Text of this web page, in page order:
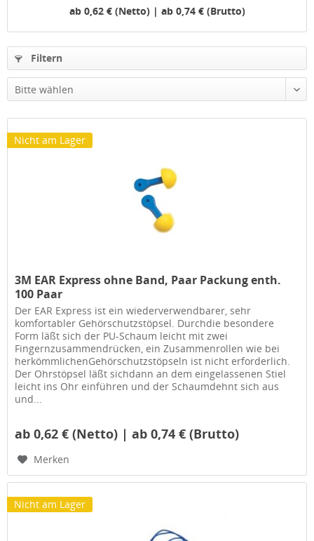
ab 0,62 € (Netto) | ab 0,74 € (Brutto)
Filtern
Nicht am Lager
3M EAR Express ohne Band, Paar Packung enth.
100 Paar
Der EAR Express ist ein wiederverwendbarer, sehr
komfortabler Gehörschutzstöpsel. Durchdie besondere
Form läßt sich der PU-Schaum leicht mit zwei
Fingernzusammendrücken, ein Zusammenrollen wie bei
herkömmlichenGehörschutzstöpseln ist nicht erforderlich.
Der Ohrstöpsel läßt sichdann an dem eingelassenen Stiel
leicht ins Ohr einführen und der Schaumdehnt sich aus
und...
ab 0,62 € (Netto) | ab 0,74 € (Brutto)
Merken
Nicht am Lager